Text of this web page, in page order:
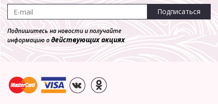
Подписаться
Подпишитесь на новости и получайте
информацию одействующих акциях